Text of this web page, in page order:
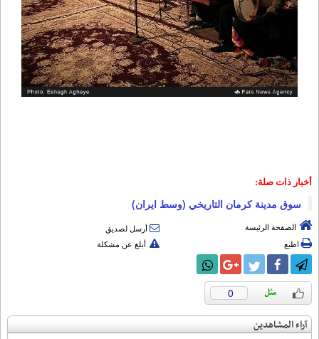
أخبار ذات صلة:
سوق مدینة کرمان التاریخي (وسط ایران)
الصفحة الرئيسة
أرسل لصديق
اطبع
أبلغ عن مشكلة
0
آراء المشاهدين